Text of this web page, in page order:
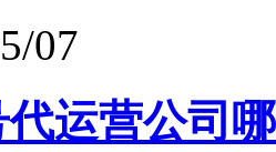
07
运营公司